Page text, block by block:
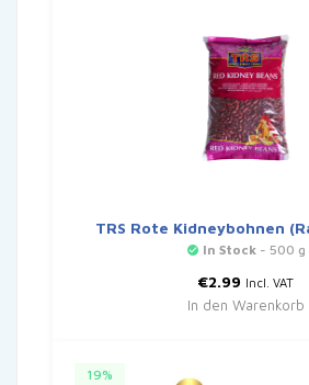
TRS Rote Kidneybohnen
In Stock- 500 g
€2.99 Incl. VAT
In den Warenkorb
19%